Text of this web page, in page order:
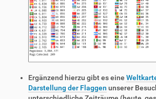
Ergänzend hierzu gibt es eine
Darstellung der Flaggen unserer